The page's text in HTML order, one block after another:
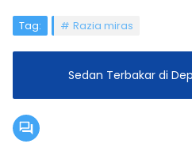
Tag: Razia miras
Sedan Terbakar di